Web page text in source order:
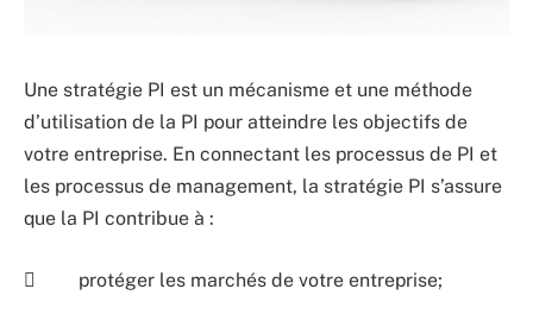
Une stratégie PI est un mécanisme et une méthode
d’utilisation de la PI pour atteindre les objectifs de
votre entreprise. En connectant les processus de PI et
les processus de management, la stratégie PI s’assure
que la PI contribue à :
 protéger les marchés de votre entreprise;